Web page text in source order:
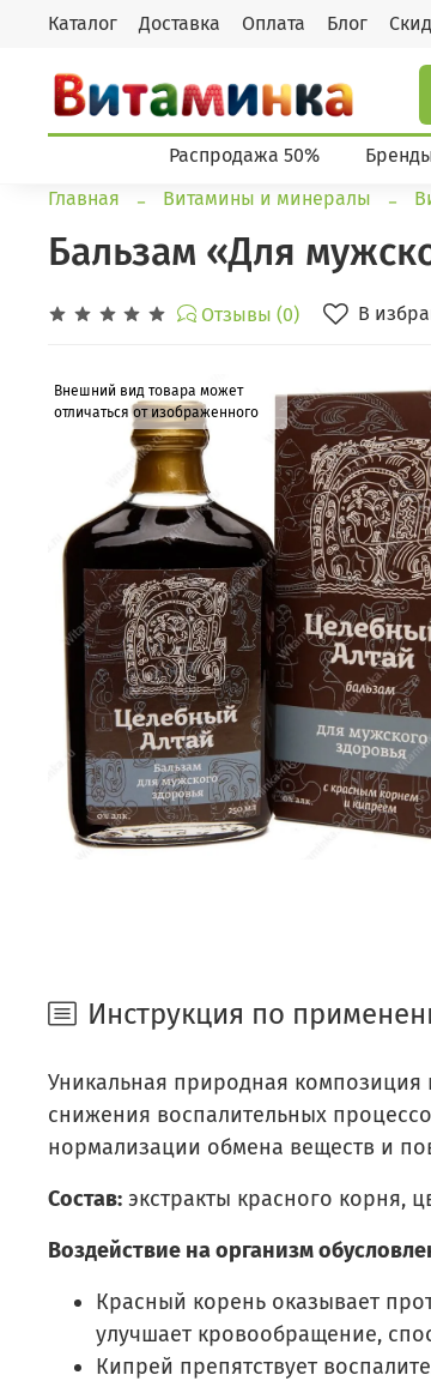
Каталог Доставка Оплата Блог
Распродажа 50%
Главная
Витамины и минералы
Бальзам «Для
Отзывы (0) В
Внешний вид товара может
отличаться от изображенного
Инструкция по
Уникальная природная
снижения воспалительных
нормализации обмена веществ и
Состав: экстракты красного корня,
Воздействие на организм
Красный корень оказывает
улучшает кровообращение,
Кипрей препятствует